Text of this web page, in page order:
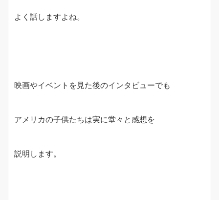
よく話しますよね。
映画やイベントを見た後のインタビューでも
アメリカの子供たちは実に堂々と感想を
説明します。